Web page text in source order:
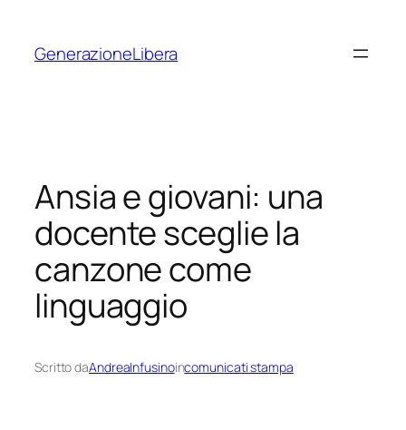
contenuto
GenerazioneLibera
Ansia e giovani: una
docente sceglie la
canzone come
linguaggio
Scritto daAndreaInfusinoincomunicati stampa